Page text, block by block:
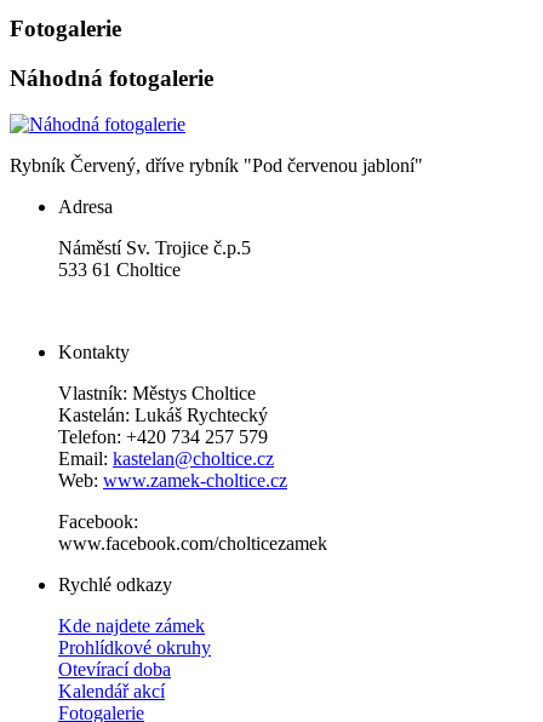
Fotogalerie
Náhodná fotogalerie
Rybník Červený, dříve rybník "Pod červenou jabloní"
Adresa
Náměstí Sv. Trojice č.p.5
533 61 Choltice
Kontakty
Vlastník: Městys Choltice
Kastelán: Lukáš Rychtecký
Telefon: +420 734 257 579
Email: kastelan@choltice.cz
Web: www.zamek-choltice.cz
Facebook:
www.facebook.com/cholticezamek
Rychlé odkazy
Kde najdete zámek
Prohlídkové okruhy
Otevírací doba
Kalendář akcí
Fotogalerie